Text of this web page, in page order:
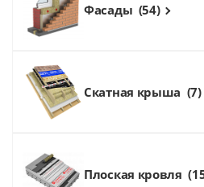
Фасaды (54)
Скатная крыша (7)
Плоская кровля